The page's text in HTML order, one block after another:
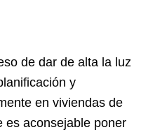
de dar de alta la luz
y
en viviendas de
es aconsejable poner